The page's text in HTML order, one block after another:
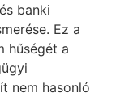
banki
Ez a
hűségét a
nem hasonló